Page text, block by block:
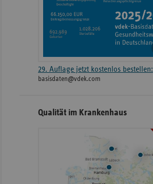
29. Auflage jetzt kostenlos bestellen:
basisdaten@vdek.com
Qualität im Krankenhaus